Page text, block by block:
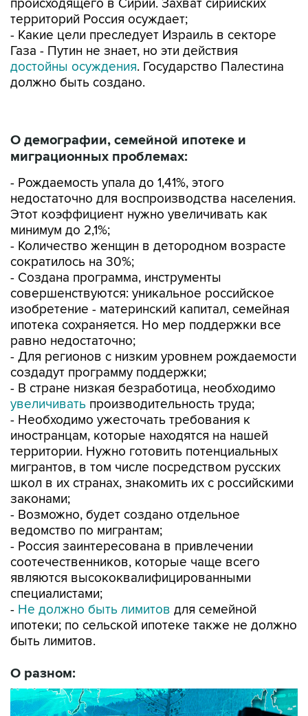
происходящего в Сирии. Захват сирийских
территорий Россия осуждает;
- Какие цели преследует Израиль в секторе
Газа - Путин не знает, но эти действия
достойны осуждения. Государство Палестина
должно быть создано.
миграционных проблемах:
- Рождаемость упала до 1,41%, этого
Этот коэффициент нужно увеличивать как
минимум до 2,1%;
- Количество женщин в детородном возрасте
сократилось на 30%;
- Создана программа, инструменты
совершенствуются: уникальное российское
изобретение - материнский капитал, семейная
ипотека сохраняется. Но мер поддержки все
равно недостаточно;
- Для регионов с низким уровнем рождаемости
создадут программу поддержки;
- В стране низкая безработица, необходимо
увеличиватьпроизводительность труда;
- Необходимо ужесточать требования к
иностранцам, которые находятся на нашей
территории. Нужно готовить потенциальных
мигрантов, в том числе посредством русских
школ в их странах, знакомить их с российскими
законами;
- Возможно, будет создано отдельное
ведомство по мигрантам;
- Россия заинтересована в привлечении
соотечественников, которые чаще всего
являются высококвалифицированными
специалистами;
-Не должно быть лимитовдля семейной
ипотеки; по сельской ипотеке также не должно
быть лимитов.
О разном: